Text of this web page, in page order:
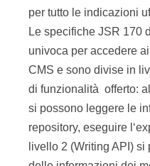
per tutto le indicazioni
Le specifiche JSR 170
univoca per accedere
CMS e sono divise in
di funzionalità offerto:
si possono leggere le
repository, eseguire
livello 2 (Writing API)